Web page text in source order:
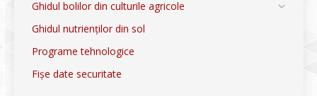
Ghidul bolilor din culturile agricole
Ghidul nutrienților din sol
Programe tehnologice
Fișe date securitate